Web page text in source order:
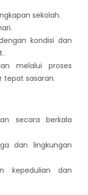
sekolah.
kondisi dan
melalui proses
tepat sasaran.
secara berkala
dan lingkungan
kepedulian dan